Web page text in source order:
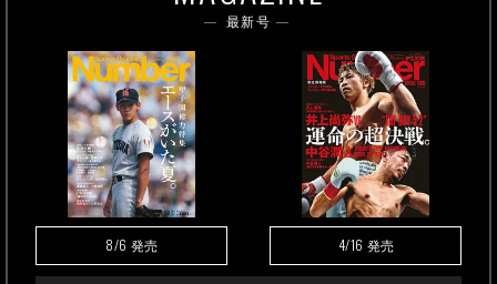
最新号
8/6 発売 4/16 発売